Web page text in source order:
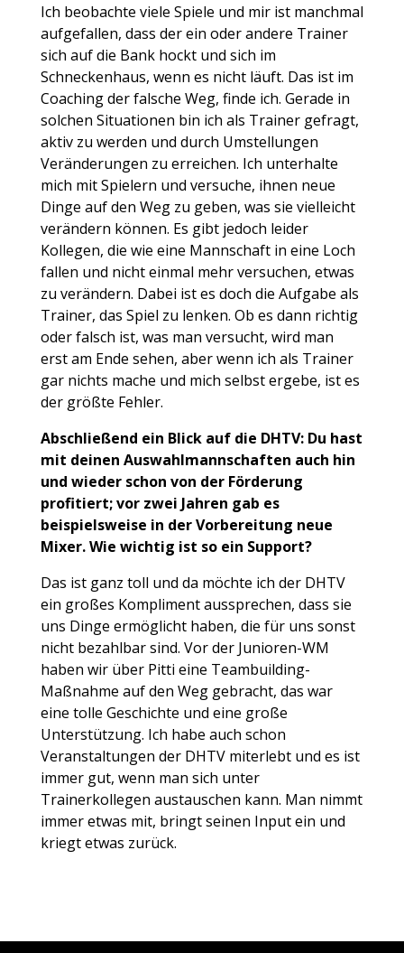
Ich beobachte viele Spiele und mir ist manchmal
aufgefallen, dass der ein oder andere Trainer
sich auf die Bank hockt und sich im
Schneckenhaus, wenn es nicht läuft. Das ist im
Coaching der falsche Weg, finde ich. Gerade in
solchen Situationen bin ich als Trainer gefragt,
aktiv zu werden und durch Umstellungen
Veränderungen zu erreichen. Ich unterhalte
mich mit Spielern und versuche, ihnen neue
Dinge auf den Weg zu geben, was sie vielleicht
verändern können. Es gibt jedoch leider
Kollegen, die wie eine Mannschaft in eine Loch
fallen und nicht einmal mehr versuchen, etwas
zu verändern. Dabei ist es doch die Aufgabe als
Trainer, das Spiel zu lenken. Ob es dann richtig
oder falsch ist, was man versucht, wird man
erst am Ende sehen, aber wenn ich als Trainer
gar nichts mache und mich selbst ergebe, ist es
der größte Fehler.
Abschließend ein Blick auf die DHTV: Du hast
mit deinen Auswahlmannschaften auch hin
und wieder schon von der Förderung
profitiert; vor zwei Jahren gab es
beispielsweise in der Vorbereitung neue
Mixer. Wie wichtig ist so ein Support?
Das ist ganz toll und da möchte ich der DHTV
ein großes Kompliment aussprechen, dass sie
uns Dinge ermöglicht haben, die für uns sonst
nicht bezahlbar sind. Vor der Junioren-WM
haben wir über Pitti eine Teambuilding-
Maßnahme auf den Weg gebracht, das war
eine tolle Geschichte und eine große
Unterstützung. Ich habe auch schon
Veranstaltungen der DHTV miterlebt und es ist
immer gut, wenn man sich unter
Trainerkollegen austauschen kann. Man nimmt
immer etwas mit, bringt seinen Input ein und
kriegt etwas zurück.